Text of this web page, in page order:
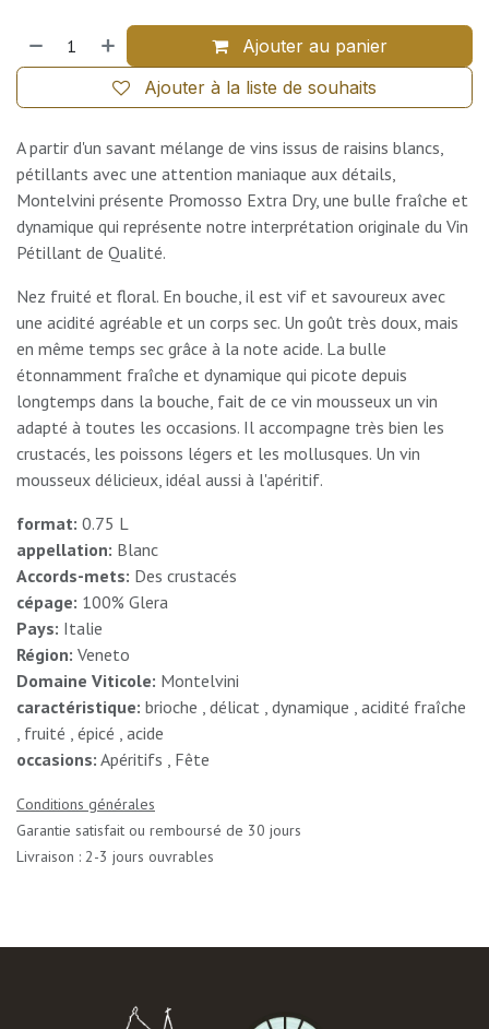
Ajouter au panier
Ajouter à la liste de souhaits
A partir d'un savant mélange de vins issus de raisins blancs,
pétillants avec une attention maniaque aux détails,
Montelvini présente Promosso Extra Dry, une bulle fraîche et
dynamique qui représente notre interprétation originale du Vin
Pétillant de Qualité.
Nez fruité et floral. En bouche, il est vif et savoureux avec
une acidité agréable et un corps sec. Un goût très doux, mais
en même temps sec grâce à la note acide. La bulle
étonnamment fraîche et dynamique qui picote depuis
longtemps dans la bouche, fait de ce vin mousseux un vin
adapté à toutes les occasions. Il accompagne très bien les
crustacés, les poissons légers et les mollusques. Un vin
mousseux délicieux, idéal aussi à l'apéritif.
format: 0.75 L
appellation: Blanc
Accords-mets: Des crustacés
cépage: 100% Glera
Pays: Italie
Région: Veneto
Domaine Viticole: Montelvini
caractéristique: brioche , délicat , dynamique , acidité fraîche
, fruité , épicé , acide
occasions: Apéritifs , Fête
Conditions générales
Garantie satisfait ou remboursé de 30 jours
Livraison : 2-3 jours ouvrables